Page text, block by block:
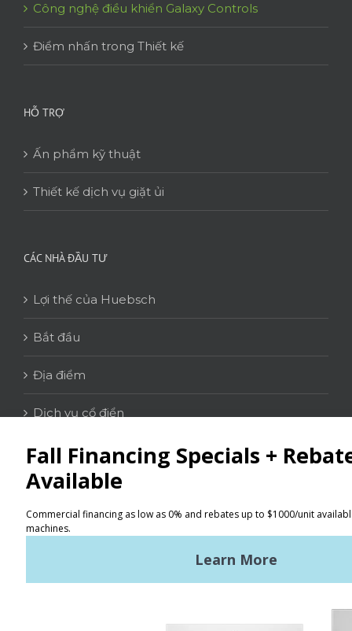
Công nghệ điều khiển Galaxy Controls
Điểm nhấn trong Thiết kế
HỖ TRỢ
Ấn phẩm kỹ thuật
Thiết kế dịch vụ giặt ủi
CÁC NHÀ ĐẦU TƯ
Lợi thế của Huebsch
Bắt đầu
Địa điểm
Dịch vụ cổ điển
LIÊN HỆ
Tìm kiếm